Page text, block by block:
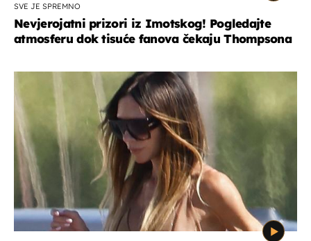
SVE JE SPREMNO
Nevjerojatni prizori iz Imotskog! Pogledajte
atmosferu dok tisuće fanova čekaju Thompsona